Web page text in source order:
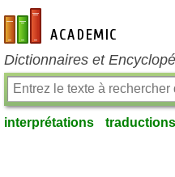
fr-academic.com
Dictionnaires et
interprétations traductions